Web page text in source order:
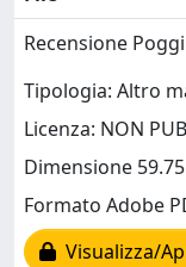
Recensione
Tipologia: Altro
Licenza: NON
Dimensione
Formato Adobe
Visualizza/